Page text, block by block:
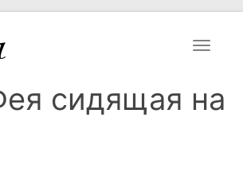
Toggle
сидящая на